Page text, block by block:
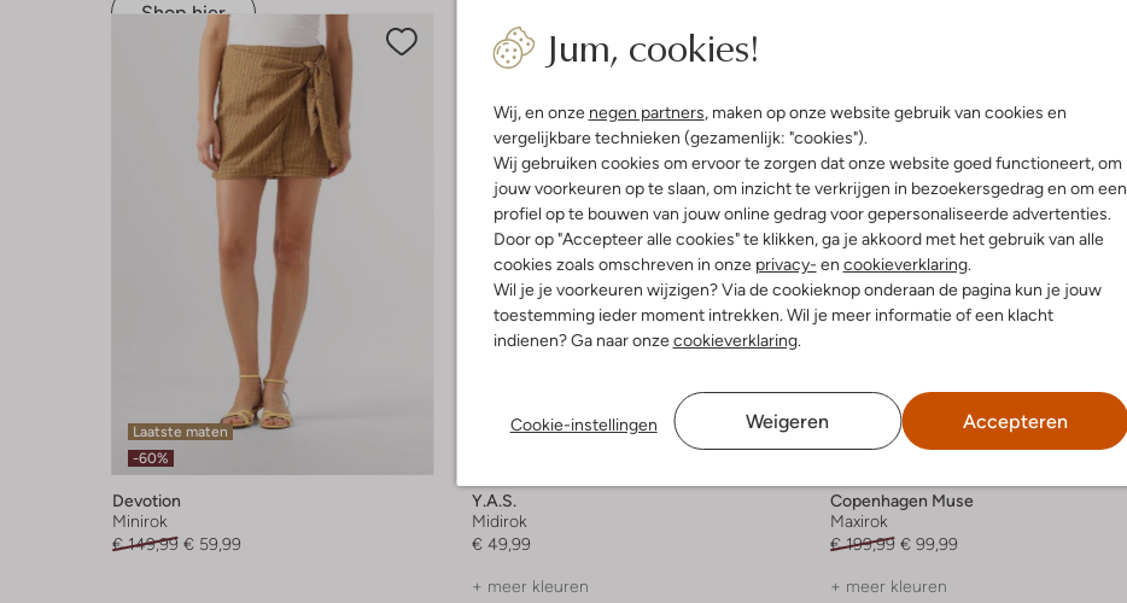
Jum, cookies!
Wij, en onze negen partners, maken op onze website gebruik van cookies en
vergelijkbare technieken (gezamenlijk: "cookies").
Wij gebruiken cookies om ervoor te zorgen dat onze website goed functioneert, om
jouw voorkeuren op te slaan, om inzicht te verkrijgen in bezoekersgedrag en om een
profiel op te bouwen van jouw online gedrag voor gepersonaliseerde advertenties.
Door op "Accepteer alle cookies" te klikken, ga je akkoord met het gebruik van alle
cookies zoals omschreven in onze privacy- en cookieverklaring.
Wil je je voorkeuren wijzigen? Via de cookieknop onderaan de pagina kun je jouw
toestemming ieder moment intrekken. Wil je meer informatie of een klacht
indienen? Ga naar onzecookieverklaring.
Cookie-instellingen Weigeren Accepteren
Shop hier
Laatste maten
-60%
Devotion
Minirok
€ 149,99 € 59,99
Y.a.s.
Midirok
€ 49,99
+ meer kleuren
Copenhagen Muse
Maxirok
€ 199,99 € 99,99
+ meer kleuren